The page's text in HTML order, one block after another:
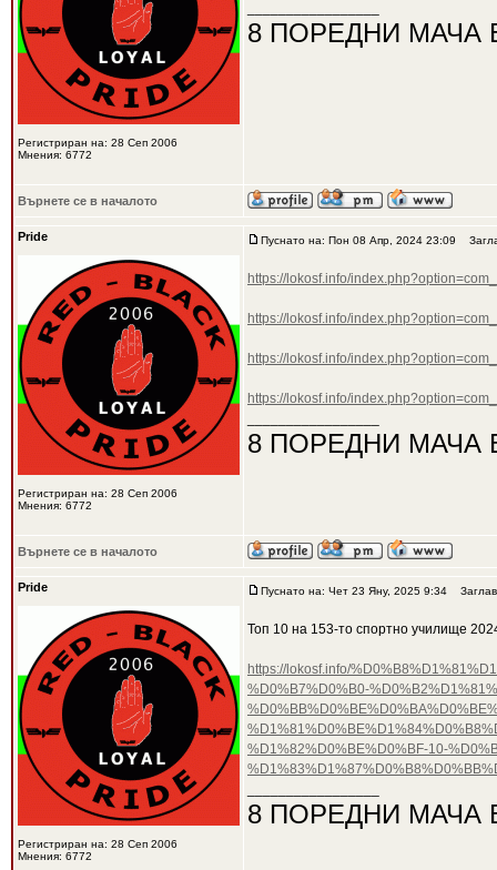
Регистриран на: 28 Сеп 2006
Мнения: 6772
8 ПОРЕДНИ МАЧА
Върнете се в началото
Pride
Регистриран на: 28 Сеп 2006
Мнения: 6772
Пуснато на: Пон 08 Апр, 2024 23:09
https://lokosf.info/
https://lokosf.info/
https://lokosf.info/
https://lokosf.info/
8 ПОРЕДНИ МАЧА
Върнете се в началото
Pride
Регистриран на: 28 Сеп 2006
Мнения: 6772
Пуснато на: Чет 23 Яну, 2025 9:34
Топ 10 на 153-то спортно училище
https://lokosf.info/
%D0%B7%D0%B0-
%D1%82%D0%BE%D0%BF-10-
8 ПОРЕДНИ МАЧА